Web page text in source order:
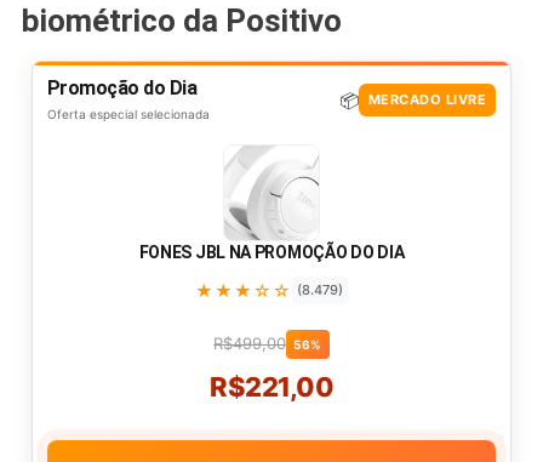
biométrico da Positivo
Promoção do Dia
Oferta especial selecionada
📦 MERCADO LIVRE
FONES JBL NA PROMOÇÃO DO DIA
★★★☆☆ (8.479)
R$499,00 56%
R$221,00